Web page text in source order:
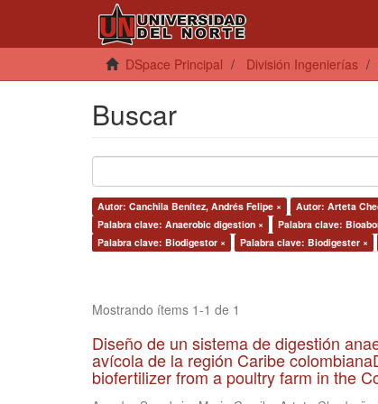
DSpace Principal División Ingenierías
Buscar
Autor: Canchila Benítez, Andrés Felipe × Autor: Arteta
Palabra clave: Anaerobic digestion ×
Palabra clave:
Palabra clave: Biodigestor ×
Palabra clave: Biodigester ×
Mostrando ítems 1-1 de 1
Diseño de un sistema de digestión
avícola de la región Caribe
biofertilizer from a poultry farm in the